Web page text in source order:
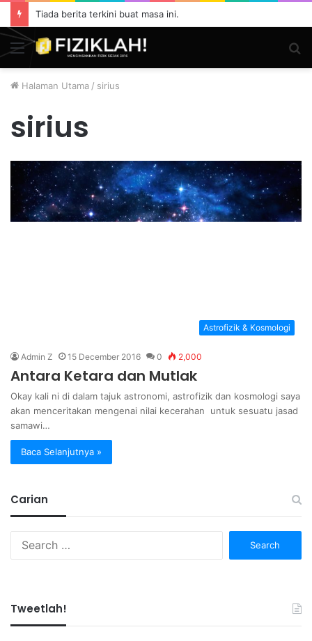
Tiada berita terkini buat masa ini.
Menu
Halaman Utama / sirius
sirius
Astrofizik & Kosmologi
Admin Z 15 December 2016 0 2,000
Antara Ketara dan Mutlak
Okay kali ni di dalam tajuk astronomi, astrofizik dan kosmologi saya
akan menceritakan mengenai nilai kecerahan untuk sesuatu jasad
samawi…
Baca Selanjutnya »
Carian
Tweetlah!